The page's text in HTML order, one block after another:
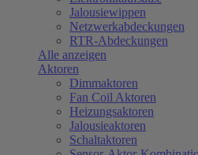
Jalousiewippen
Netzwerkabdeckungen
RTR-Abdeckungen
Alle anzeigen
Aktoren
Dimmaktoren
Fan Coil Aktoren
Heizungsaktoren
Jalousieaktoren
Schaltaktoren